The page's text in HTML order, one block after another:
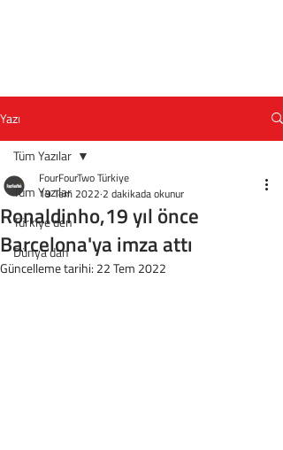
Yazı
Tüm Yazılar
Türkiye'den
Dünya'dan
Tüm Yazılar
Ronaldinho,19 yıl önce
Barcelona'ya imza attı
FourFourTwo Türkiye
19 Tem 2022 2 dakikada okunur
Güncelleme tarihi: 22 Tem 2022